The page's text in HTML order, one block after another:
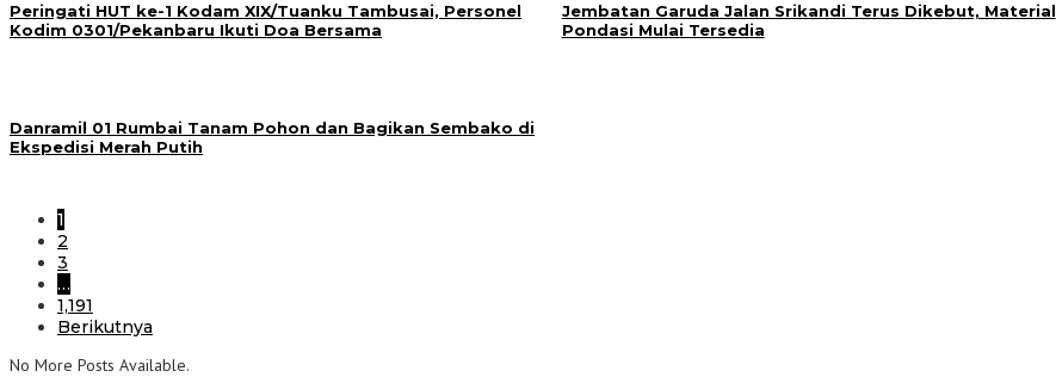
Peringati HUT ke-1 Kodam XIX/Tuanku Tambusai, Personel
Kodim 0301/Pekanbaru Ikuti Doa Bersama
Jembatan Garuda Jalan Srikandi Terus Dikebut, Material
Pondasi Mulai Tersedia
Danramil 01 Rumbai Tanam Pohon dan Bagikan Sembako di
Ekspedisi Merah Putih
1
2
3
…
1,191
Berikutnya
No More Posts Available.